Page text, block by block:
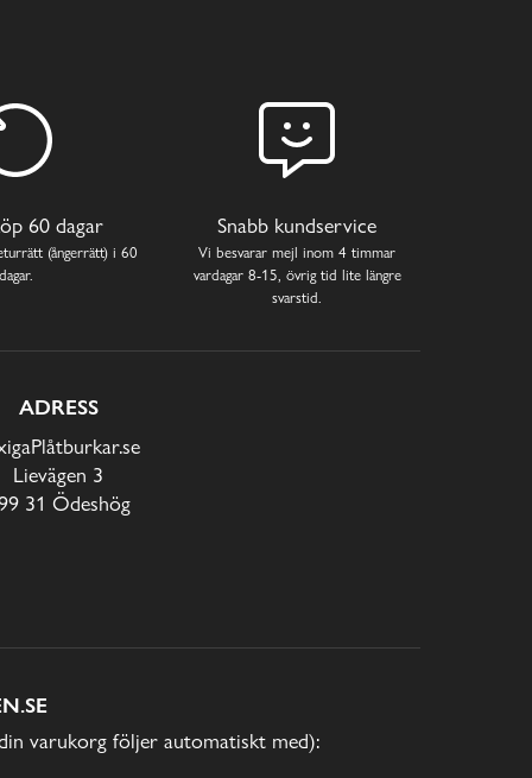
60 dagar
(ångerrätt) i 60
dagar.
Snabb kundservice
Vi besvarar mejl inom 4 timmar
vardagar 8-15, övrig tid lite längre
svarstid.
ADRESS
Lievägen 3
31 Ödeshög
varukorg följer automatiskt med):